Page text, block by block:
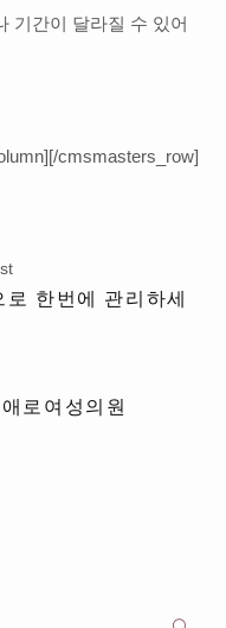
기간이 달라질 수 있어
cmsmasters_row]
한번에 관리하세
로여성의원